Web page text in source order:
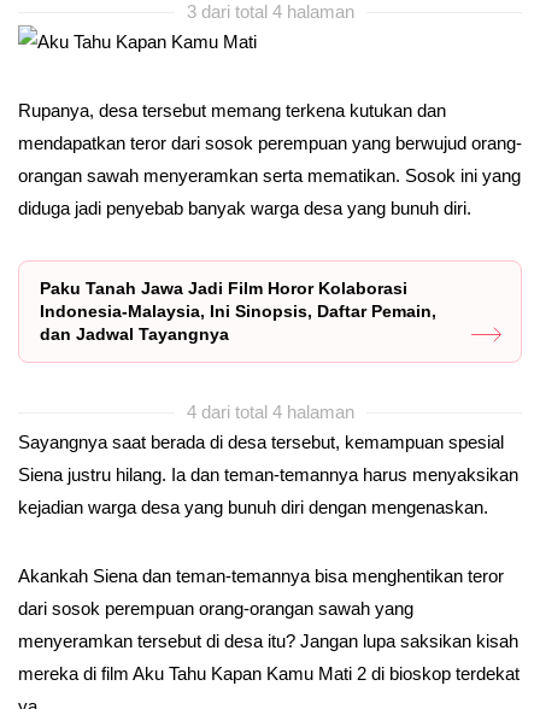
3 dari total 4 halaman
Rupanya, desa tersebut memang terkena kutukan dan
mendapatkan teror dari sosok perempuan yang berwujud orang-
orangan sawah menyeramkan serta mematikan. Sosok ini yang
diduga jadi penyebab banyak warga desa yang bunuh diri.
Paku Tanah Jawa Jadi Film Horor Kolaborasi
Indonesia-Malaysia, Ini Sinopsis, Daftar Pemain,
dan Jadwal Tayangnya
4 dari total 4 halaman
Sayangnya saat berada di desa tersebut, kemampuan spesial
Siena justru hilang. Ia dan teman-temannya harus menyaksikan
kejadian warga desa yang bunuh diri dengan mengenaskan.
Akankah Siena dan teman-temannya bisa menghentikan teror
dari sosok perempuan orang-orangan sawah yang
menyeramkan tersebut di desa itu? Jangan lupa saksikan kisah
mereka di film Aku Tahu Kapan Kamu Mati 2 di bioskop terdekat